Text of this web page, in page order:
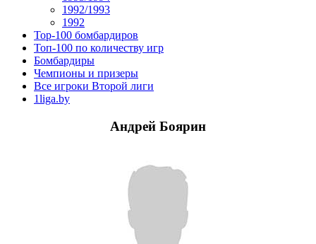
1992/1993
1992
Top-100 бомбардиров
Топ-100 по количеству игр
Бомбардиры
Чемпионы и призеры
Все игроки Второй лиги
1liga.by
Андрей Боярин